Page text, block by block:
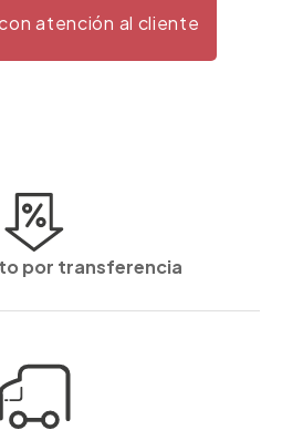
atención al cliente
por transferencia